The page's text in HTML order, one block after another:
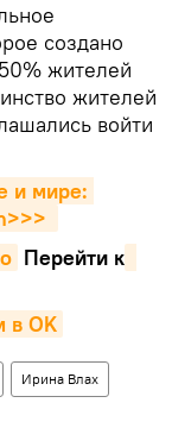
создано
жителей
жителей
войти
и мире:
Перейти к
в OK
Ирина Влах